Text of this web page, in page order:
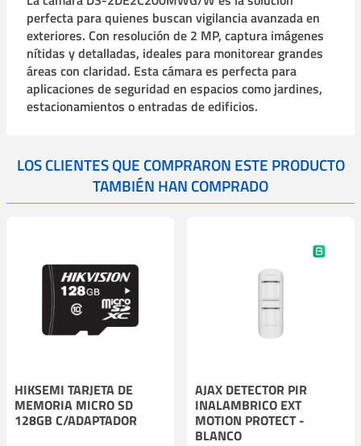
perfecta para quienes buscan vigilancia avanzada en
exteriores. Con resolución de 2 MP, captura imágenes
nítidas y detalladas, ideales para monitorear grandes
áreas con claridad. Esta cámara es perfecta para
aplicaciones de seguridad en espacios como jardines,
estacionamientos o entradas de edificios.
LOS CLIENTES QUE COMPRARON ESTE PRODUCTO
TAMBIÉN HAN COMPRADO
HIKSEMI TARJETA DE
MEMORIA MICRO SD
128GB C/ADAPTADOR
AJAX DETECTOR PIR
INALAMBRICO EXT
MOTION PROTECT -
BLANCO